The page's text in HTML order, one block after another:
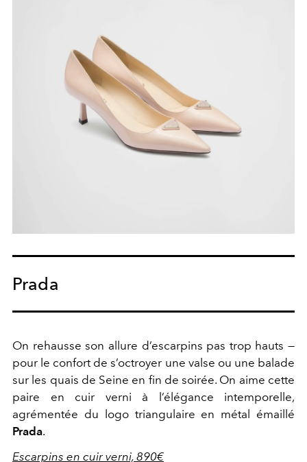
Prada
On rehausse son allure d’escarpins pas trop hauts —
pour le confort de s’octroyer une valse ou une balade
sur les quais de Seine en fin de soirée. On aime cette
paire en cuir verni à l’élégance intemporelle,
agrémentée du logo triangulaire en métal émaillé
Prada.
Escarpins en cuir verni, 890€